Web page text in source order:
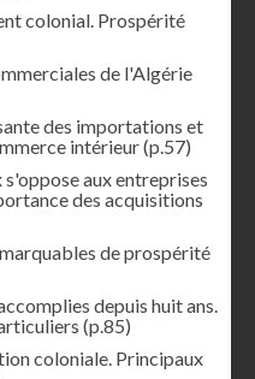
colonial. Prospérité
de l'Algérie
des importations et
intérieur(p.57)
aux entreprises
des acquisitions
de prospérité
depuis huit ans.
(p.85)
coloniale. Principaux